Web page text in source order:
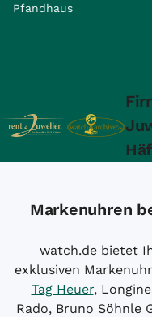
Pfandhaus
Markenuhren
watch.de bietet
exklusiven
Tag Heuer,
Rado, Bruno Söhnle